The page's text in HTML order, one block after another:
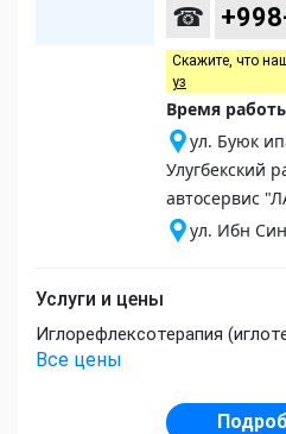
☎
Скажите, что
уз
Время
ул. Буюк
Улугбекский
автосервис
ул. Ибн
Услуги и цены
Иглорефлексотерапия
Все цены